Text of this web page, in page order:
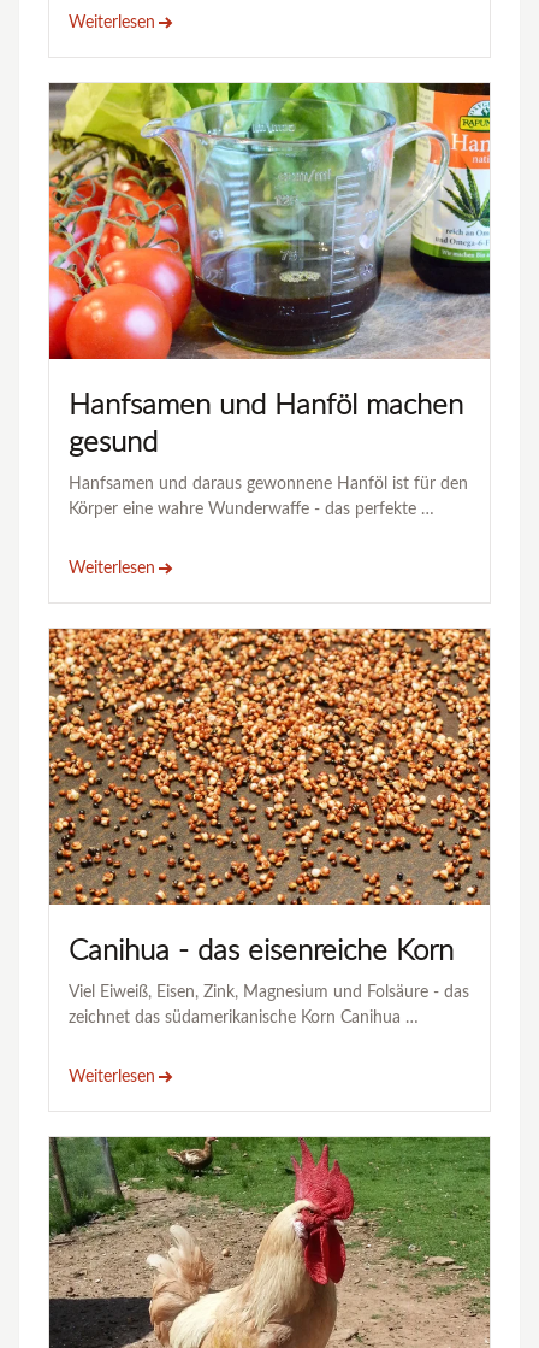
Weiterlesen
Hanfsamen und Hanföl machen
gesund
Hanfsamen und daraus gewonnene Hanföl ist für den
Körper eine wahre Wunderwaffe - das perfekte …
Weiterlesen
Canihua - das eisenreiche Korn
Viel Eiweiß, Eisen, Zink, Magnesium und Folsäure - das
zeichnet das südamerikanische Korn Canihua …
Weiterlesen